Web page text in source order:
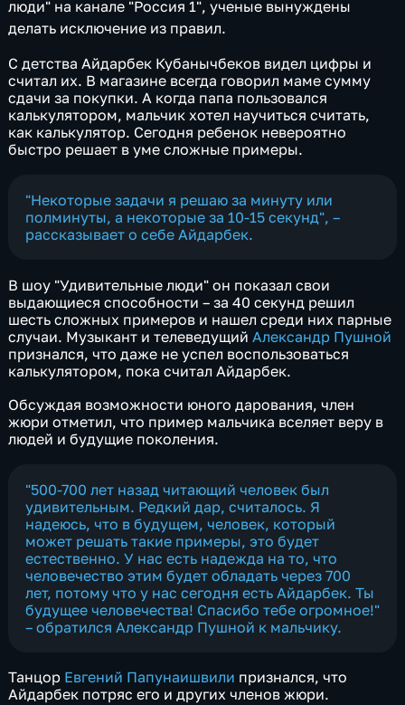
люди" на канале "Россия 1", ученые вынуждены
делать исключение из правил.
С детства Айдарбек Кубанычбеков видел цифры и
считал их. В магазине всегда говорил маме сумму
сдачи за покупки. А когда папа пользовался
калькулятором, мальчик хотел научиться считать,
как калькулятор. Сегодня ребенок невероятно
быстро решает в уме сложные примеры.
"Некоторые задачи я решаю за минуту или
полминуты, а некоторые за 10-15 секунд", –
рассказывает о себе Айдарбек.
В шоу "Удивительные люди" он показал свои
выдающиеся способности – за 40 секунд решил
шесть сложных примеров и нашел среди них парные
случаи. Музыкант и телеведущийАлександр Пушной
признался, что даже не успел воспользоваться
калькулятором, пока считал Айдарбек.
Обсуждая возможности юного дарования, член
жюри отметил, что пример мальчика вселяет веру в
людей и будущие поколения.
"500-700 лет назад читающий человек был
удивительным. Редкий дар, считалось. Я
надеюсь, что в будущем, человек, который
может решать такие примеры, это будет
естественно. У нас есть надежда на то, что
человечество этим будет обладать через 700
лет, потому что у нас сегодня есть Айдарбек. Ты
будущее человечества! Спасибо тебе огромное!"
– обратился Александр Пушной к мальчику.
Танцор Евгений Папунаишвили признался, что
Айдарбек потряс его и других членов жюри.